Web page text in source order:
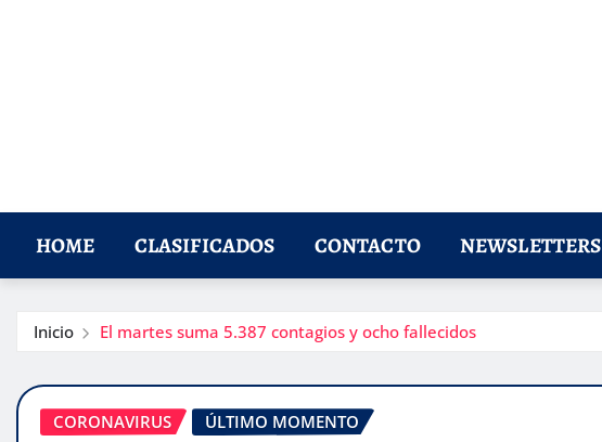
HOME CLASIFICADOS CONTACTO NEWSLETTERS
Inicio El martes suma 5.387 contagios y ocho fallecidos
CORONAVIRUS ÚLTIMO MOMENTO